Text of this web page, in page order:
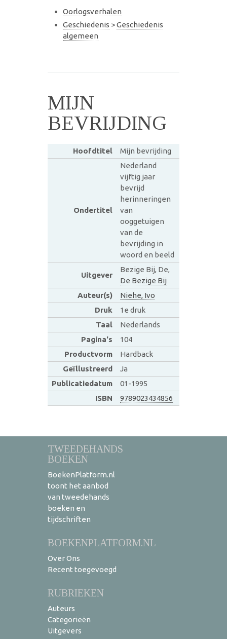
Oorlogsverhalen
Geschiedenis >Geschiedenis
algemeen
MIJN
BEVRIJDING
Hoofdtitel Mijn bevrijding
Ondertitel
Nederland
vijftig jaar
bevrijd
herinneringen
van
ooggetuigen
van de
bevrijding in
woord en beeld
Uitgever
Bezige Bij, De,
De Bezige Bij
Auteur(s)
Niehe, Ivo
Druk
1e druk
Taal
Nederlands
Pagina's
104
Productvorm
Hardback
Geïllustreerd
Ja
Publicatiedatum
01-1995
ISBN
9789023434856
TWEEDEHANDS
BOEKEN
BoekenPlatform.nl
toont het aanbod
van tweedehands
boeken en
tijdschriften
BOEKENPLATFORM.NL
Over Ons
Recent toegevoegd
RUBRIEKEN
Auteurs
Categorieën
Uitgevers